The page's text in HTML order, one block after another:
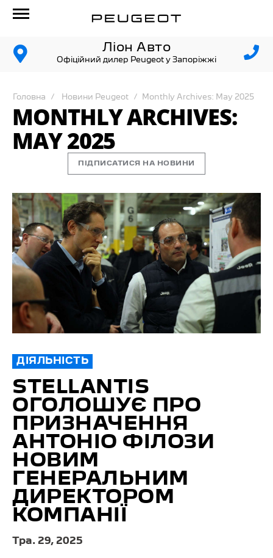
Ліон Авто
Офіційний дилер Peugeot у Запоріжжі
Головна Новини Peugeot Monthly Archives: May 2025
MONTHLY ARCHIVES:
MAY 2025
ПІДПИСАТИСЯ НА НОВИНИ
ДІЯЛЬНІСТЬ
STELLANTIS
ОГОЛОШУЄ ПРО
ПРИЗНАЧЕННЯ
АНТОНІО ФІЛОЗИ
НОВИМ
ГЕНЕРАЛЬНИМ
ДИРЕКТОРОМ
КОМПАНІЇ
Тра. 29, 2025